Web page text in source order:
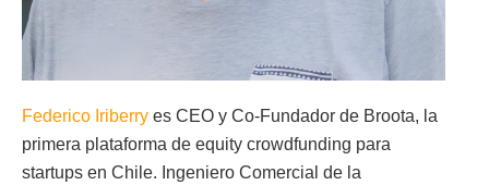
Federico Iriberry es CEO y Co-Fundador de Broota, la
primera plataforma de equity crowdfunding para
startups en Chile. Ingeniero Comercial de la